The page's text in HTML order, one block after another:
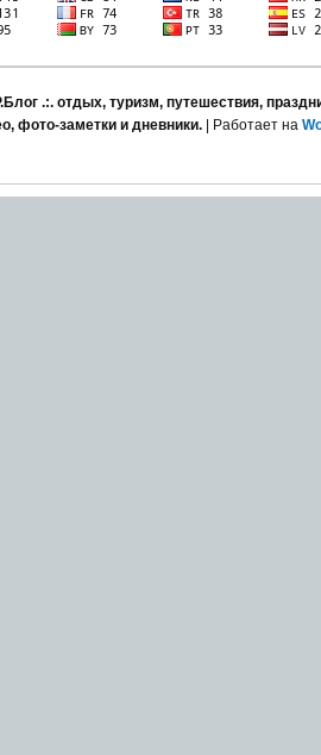
.:. отдых, туризм, путешествия,
фото-заметки и дневники.| Работает на